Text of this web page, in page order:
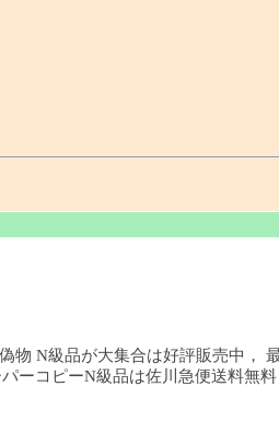
物 N級品が大集合は好評販売中，
ーコピーN級品は佐川急便送料無